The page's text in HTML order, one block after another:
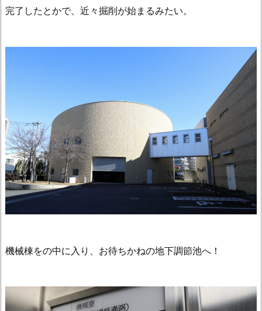
完了したとかで、近々掘削が始まるみたい。
機械棟をの中に入り、お待ちかねの地下調節池へ！